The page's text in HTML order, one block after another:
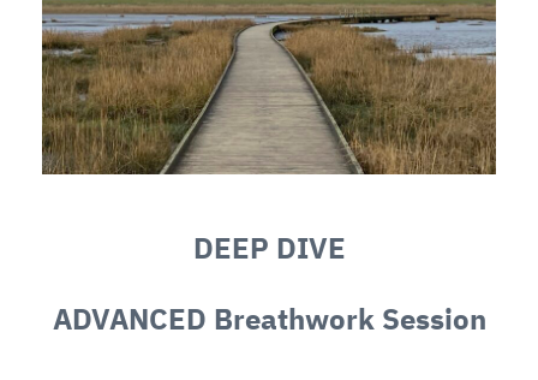
DEEP DIVE
ADVANCED Breathwork Session